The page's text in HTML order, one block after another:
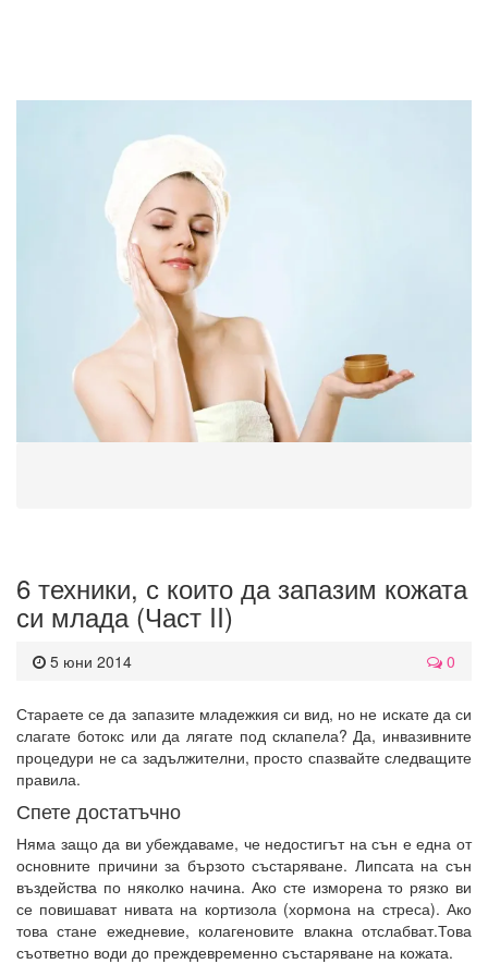
6 техники, с които да запазим кожата
си млада (Част II)
5 юни 2014 0
Стараете се да запазите младежкия си вид, но не искате да си
слагате ботокс или да лягате под склапела? Да, инвазивните
процедури не са задължителни, просто спазвайте следващите
правила.
Спете достатъчно
Няма защо да ви убеждаваме, че недостигът на сън е една от
основните причини за бързото състаряване. Липсата на сън
въздейства по няколко начина. Ако сте изморена то рязко ви
се повишават нивата на кортизола (хормона на стреса). Ако
това стане ежедневие, колагеновите влакна отслабват.Това
съответно води до преждевременно състаряване на кожата.